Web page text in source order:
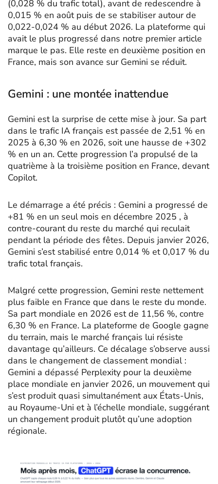
(0,028 % du trafic total), avant de redescendre à
0,015 % en août puis de se stabiliser autour de
0,022-0,024 % au début 2026. La plateforme qui
avait le plus progressé dans notre premier article
marque le pas. Elle reste en deuxième position en
France, mais son avance sur Gemini se réduit.
Gemini : une montée inattendue
Gemini est la surprise de cette mise à jour. Sa part
dans le trafic IA français est passée de 2,51 % en
2025 à 6,30 % en 2026, soit une hausse de +302
% en un an. Cette progression l’a propulsé de la
quatrième à la troisième position en France, devant
Copilot.
Le démarrage a été précis : Gemini a progressé de
+81 % en un seul mois en décembre 2025 , à
contre-courant du reste du marché qui reculait
pendant la période des fêtes. Depuis janvier 2026,
Gemini s’est stabilisé entre 0,014 % et 0,017 % du
trafic total français.
Malgré cette progression, Gemini reste nettement
plus faible en France que dans le reste du monde.
Sa part mondiale en 2026 est de 11,56 %, contre
6,30 % en France. La plateforme de Google gagne
du terrain, mais le marché français lui résiste
davantage qu’ailleurs. Ce décalage s’observe aussi
dans le changement de classement mondial :
Gemini a dépassé Perplexity pour la deuxième
place mondiale en janvier 2026, un mouvement qui
s’est produit quasi simultanément aux États-Unis,
au Royaume-Uni et à l’échelle mondiale, suggérant
un changement produit plutôt qu’une adoption
régionale.